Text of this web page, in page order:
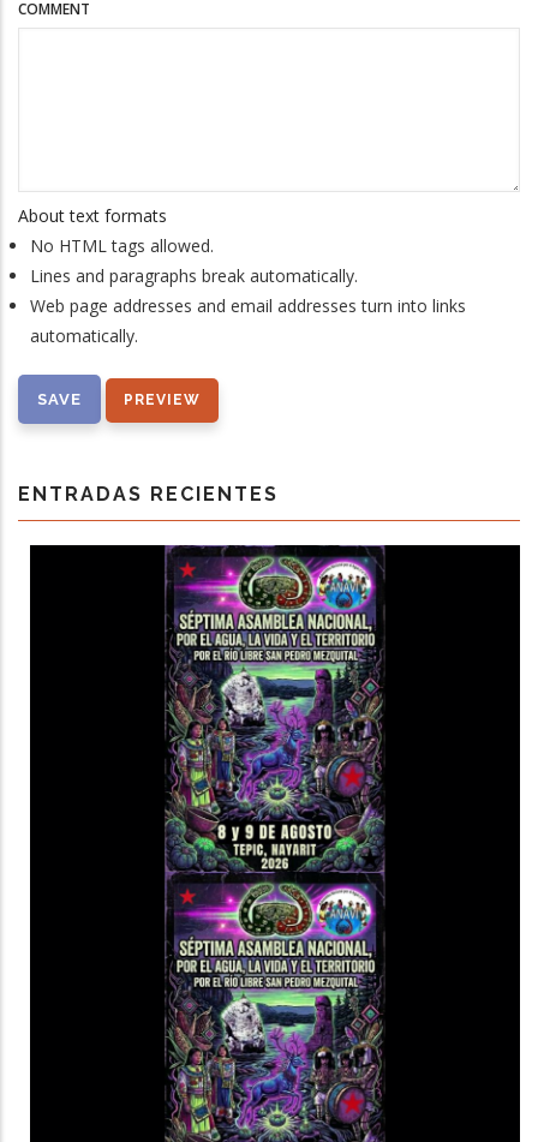
COMMENT
About text formats
No HTML tags allowed.
Lines and paragraphs break automatically.
Web page addresses and email addresses turn into links
automatically.
ENTRADAS RECIENTES